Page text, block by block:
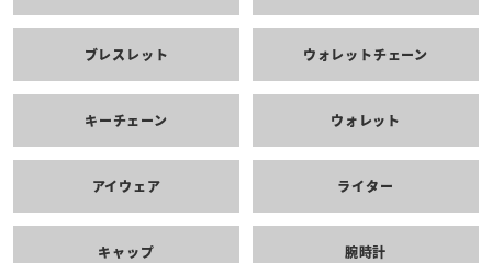
ブレスレット ウォレットチェーン
キーチェーン ウォレット
アイウェア ライター
キャップ 腕時計